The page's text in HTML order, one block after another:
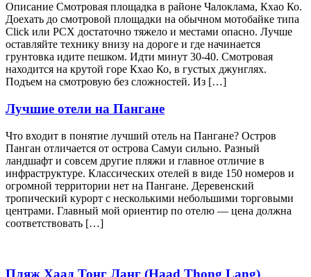
Описание Смотровая площадка в районе Чалоклама, Кхао Ко.
Доехать до смотровой площадки на обычном мотобайке типа
Сlick или PCX достаточно тяжело и местами опасно. Лучше
оставляйте технику внизу на дороге и где начинается
грунтовка идите пешком. Идти минут 30-40. Смотровая
находится на крутой горе Кхао Ко, в густых джунглях.
Подъем на смотровую без сложностей. Из […]
Лучшие отели на Пангане
Что входит в понятие лучший отель на Пангане? Остров
Панган отличается от острова Самуи сильно. Разный
ландшафт и совсем другие пляжи и главное отличие в
инфраструктуре. Классических отелей в виде 150 номеров и
огромной территории нет на Пангане. Деревенский
тропический курорт с несколькими небольшими торговыми
центрами. Главный мой ориентир по отелю — цена должна
соответствовать […]
Пляж Хаад Тонг Ланг (Haad Thong Lang)